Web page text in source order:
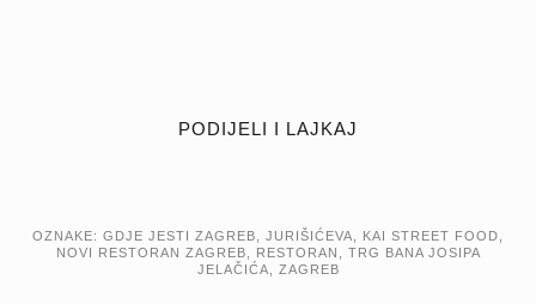
PODIJELI I LAJKAJ
OZNAKE: GDJE JESTI ZAGREB JURIŠIĆEVA KAI STREET FOOD
NOVI RESTORAN ZAGREB
RESTORAN
TRG BANA JOSIPA
JELAČIĆA
ZAGREB